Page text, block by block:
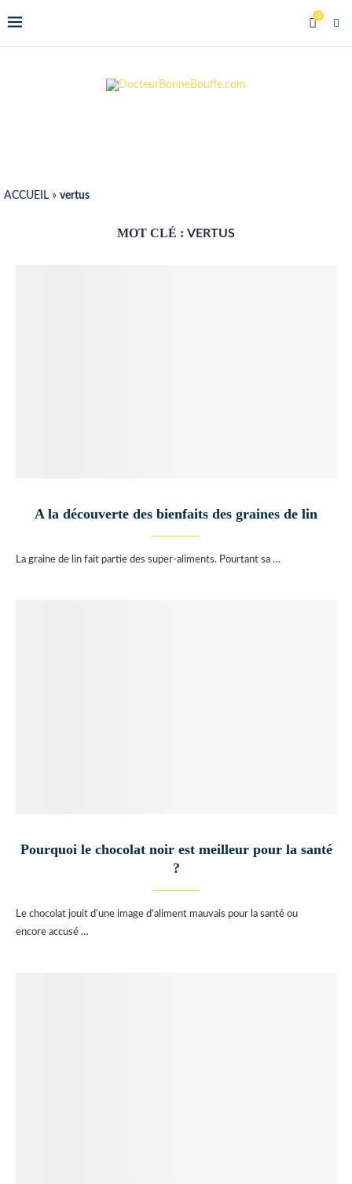
0
ACCUEIL » vertus
MOT CLÉ : VERTUS
A la découverte des bienfaits des graines de lin
La graine de lin fait partie des super-aliments. Pourtant sa …
Pourquoi le chocolat noir est meilleur pour la santé
?
Le chocolat jouit d’une image d’aliment mauvais pour la santé ou
encore accusé …